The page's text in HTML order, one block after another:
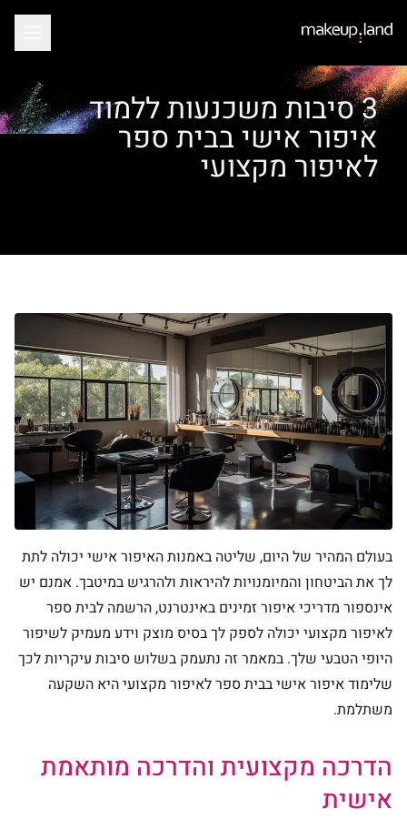
3 סיבות משכנעות ללמוד
איפור אישי בבית ספר
לאיפור מקצועי
בעולם המהיר של היום, שליטה באמנות האיפור אישי יכולה לתת
לך את הביטחון והמיומנויות להיראות ולהרגיש במיטבך. אמנם יש
אינספור מדריכי איפור זמינים באינטרנט, הרשמה לבית ספר
לאיפור מקצועי יכולה לספק לך בסיס מוצק וידע מעמיק לשיפור
היופי הטבעי שלך. במאמר זה נתעמק בשלוש סיבות עיקריות לכך
שלימוד איפור אישי בבית ספר לאיפור מקצועי היא השקעה
משתלמת.
הדרכה מקצועית והדרכה מותאמת
אישית